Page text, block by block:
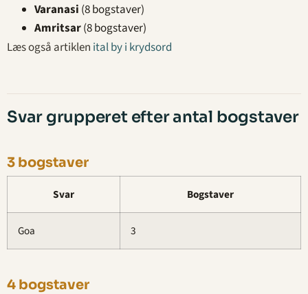
Varanasi (8 bogstaver)
Amritsar(8 bogstaver)
Læs også artiklen ital by i krydsord
Svar grupperet efter antal bogstaver
3 bogstaver
Svar Bogstaver
Goa 3
4 bogstaver